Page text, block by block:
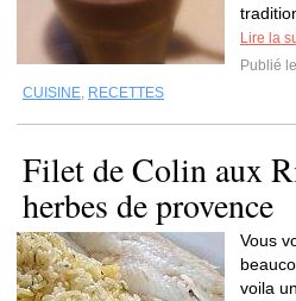
Lire la
Publié
CUISINE, RECETTES
Filet de Colin aux
herbes de provence
Vous
voila